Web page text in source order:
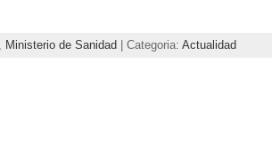
Ministerio de Sanidad | Categoria: Actualidad